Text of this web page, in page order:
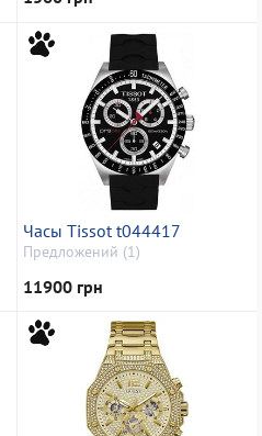
Часы Tissot t044417
Предложений (1)
11900 грн